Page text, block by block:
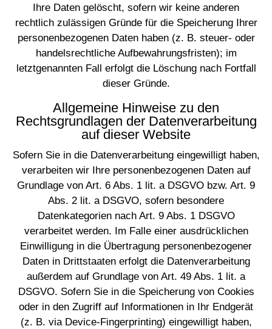
Ihre Daten gelöscht, sofern wir keine anderen
rechtlich zulässigen Gründe für die Speicherung Ihrer
personenbezogenen Daten haben (z. B. steuer- oder
handelsrechtliche Aufbewahrungsfristen); im
letztgenannten Fall erfolgt die Löschung nach Fortfall
dieser Gründe.
Allgemeine Hinweise zu den
Rechtsgrundlagen der Datenverarbeitung
auf dieser Website
Sofern Sie in die Datenverarbeitung eingewilligt haben,
verarbeiten wir Ihre personenbezogenen Daten auf
Grundlage von Art. 6 Abs. 1 lit. a DSGVO bzw. Art. 9
Abs. 2 lit. a DSGVO, sofern besondere
Datenkategorien nach Art. 9 Abs. 1 DSGVO
verarbeitet werden. Im Falle einer ausdrücklichen
Einwilligung in die Übertragung personenbezogener
Daten in Drittstaaten erfolgt die Datenverarbeitung
außerdem auf Grundlage von Art. 49 Abs. 1 lit. a
DSGVO. Sofern Sie in die Speicherung von Cookies
oder in den Zugriff auf Informationen in Ihr Endgerät
(z. B. via Device-Fingerprinting) eingewilligt haben,